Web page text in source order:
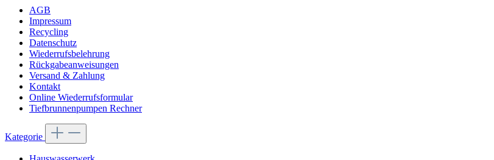
AGB
Impressum
Recycling
Datenschutz
Wiederrufsbelehrung
Rückgabeanweisungen
Versand & Zahlung
Kontakt
Online Wiederrufsformular
Tiefbrunnenpumpen Rechner
Kategorie